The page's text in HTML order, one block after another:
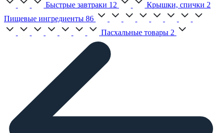
Быстрые завтраки 12 Крышки, спички 2
Пищевые ингредиенты 86
Пасхальные товары 2